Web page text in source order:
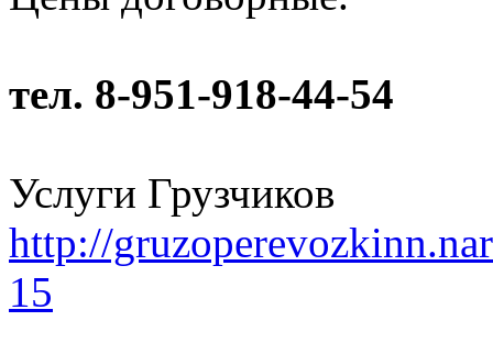
тел. 8-951-918-44-54
Услуги Грузчиков
http://
15